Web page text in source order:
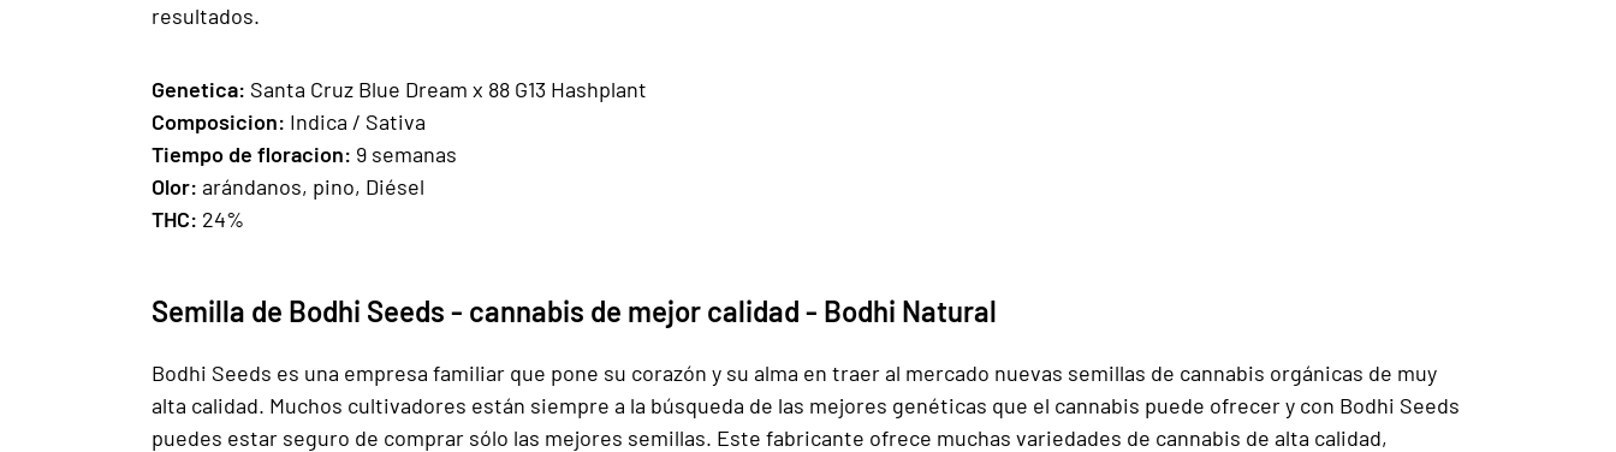
resultados.
Genetica: Santa Cruz Blue Dream x 88 G13 Hashplant
Composicion: Indica / Sativa
Tiempo de floracion: 9 semanas
Olor: arándanos, pino, Diésel
THC: 24%
Semilla de Bodhi Seeds - cannabis de mejor calidad - Bodhi Natural
Bodhi Seeds es una empresa familiar que pone su corazón y su alma en traer al mercado nuevas semillas de cannabis orgánicas de muy
alta calidad. Muchos cultivadores están siempre a la búsqueda de las mejores genéticas que el cannabis puede ofrecer y con Bodhi Seeds
puedes estar seguro de comprar sólo las mejores semillas. Este fabricante ofrece muchas variedades de cannabis de alta calidad,